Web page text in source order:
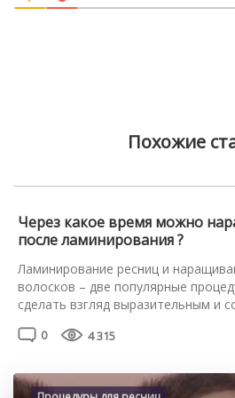
Похожие
Через какое время можно
после ламинирования ?
Ламинирование ресниц и
волосков – две популярные
сделать взгляд выразительным и
Во ходе процедуры ламинирования
концентрацией витаминов и
восстанавливающих
0 4 315